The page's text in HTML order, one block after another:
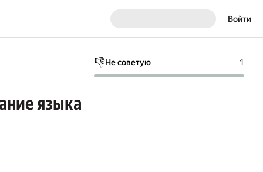
Войти
языка
👎Не советую 1